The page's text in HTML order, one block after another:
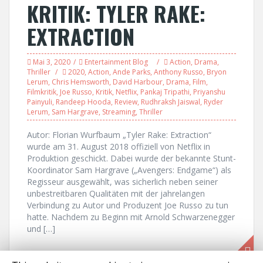
KRITIK: TYLER RAKE:
EXTRACTION
Mai 3, 2020 Entertainment Blog Action, Drama,
Thriller
2020, Action, Ande Parks, Anthony Russo, Bryon
Lerum, Chris Hemsworth, David Harbour, Drama, Film,
Filmkritik, Joe Russo, Kritik, Netflix, Pankaj Tripathi, Priyanshu
Painyuli, Randeep Hooda, Review, Rudhraksh Jaiswal, Ryder
Lerum, Sam Hargrave, Streaming, Thriller
Autor: Florian Wurfbaum „Tyler Rake: Extraction“
wurde am 31. August 2018 offiziell von Netflix in
Produktion geschickt. Dabei wurde der bekannte Stunt-
Koordinator Sam Hargrave („Avengers: Endgame“) als
Regisseur ausgewählt, was sicherlich neben seiner
unbestreitbaren Qualitäten mit der jahrelangen
Verbindung zu Autor und Produzent Joe Russo zu tun
hatte. Nachdem zu Beginn mit Arnold Schwarzenegger
und […]